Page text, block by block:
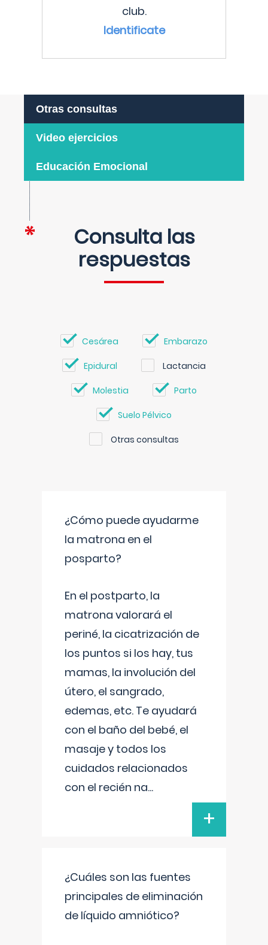
club.
Identificate
Otras consultas
Video ejercicios
Educación Emocional
Consulta las
respuestas
Cesárea Embarazo
Epidural Lactancia
Molestia Parto
Suelo Pélvico
Otras consultas
¿Cómo puede ayudarme
la matrona en el
posparto?
En el postparto, la
matrona valorará el
periné, la cicatrización de
los puntos si los hay, tus
mamas, la involución del
útero, el sangrado,
edemas, etc. Te ayudará
con el baño del bebé, el
masaje y todos los
cuidados relacionados
con el recién na...
+
¿Cuáles son las fuentes
principales de eliminación
de líquido amniótico?